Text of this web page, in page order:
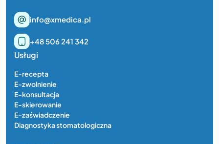
info@xmedica.pl
+48 506 241 342
Usługi
E-recepta
E-zwolnienie
E-konsultacja
E-skierowanie
E-zaświadczenie
Diagnostyka stomatologiczna